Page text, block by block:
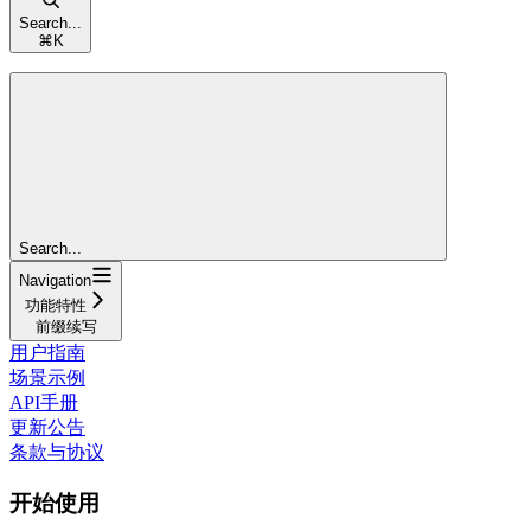
Search...
⌘ K
Search...
Navigation
功能特性
前缀续写
用户指南
场景示例
API手册
更新公告
条款与协议
开始使用